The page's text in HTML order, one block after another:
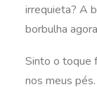
irrequieta? A
borbulha
Sinto o toque
nos meus